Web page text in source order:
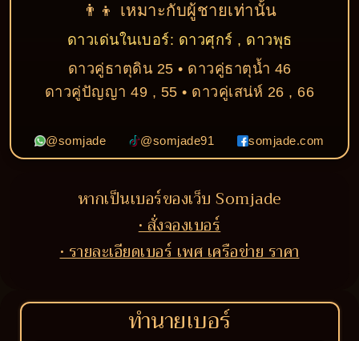
👨‍👦 เหมาะกับผู้ชายเท่านั้น
ดาวเด่นในเบอร์: ดาวศุกร์ , ดาวพุธ
ดาวคู่ธาตุดิน 25 • ดาวคู่ธาตุน้ำ 46
ดาวคู่ปัญญา 49 , 55 • ดาวคู่เสน่ห์ 26 , 66
@somjade @somjade91 somjade.com
หากเป็นเบอร์ของเว็บ Somjade
• สั่งจองเบอร์
• รายละเอียดเบอร์ เพศ เครือข่าย ราคา
ทำนายเบอร์